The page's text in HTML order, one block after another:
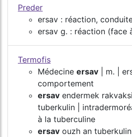
Preder
ersav : réaction,
ersav g. : réaction (face
Termofis
Médecine ersav | m. |
comportement
ersav endermek
tuberkulin |
à la tuberculine
ersav ouzh an